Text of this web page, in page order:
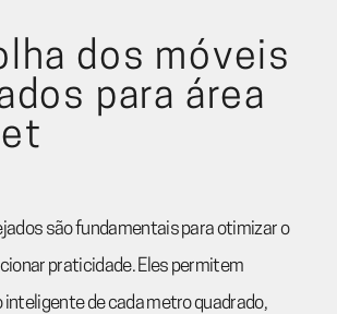
dos móveis
para área
são fundamentais para otimizar o
praticidade. Eles permitem
de cada metro quadrado,